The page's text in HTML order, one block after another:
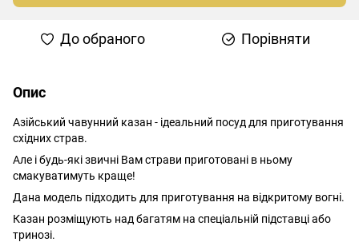
До обраного Порівняти
Опис
Азійський чавунний казан - ідеальний посуд для приготування
східних страв.
Але і будь-які звичні Вам страви приготовані в ньому
смакуватимуть краще!
Дана модель підходить для приготування на відкритому вогні.
Казан розміщують над багатям на спеціальній підставці або
тринозі.